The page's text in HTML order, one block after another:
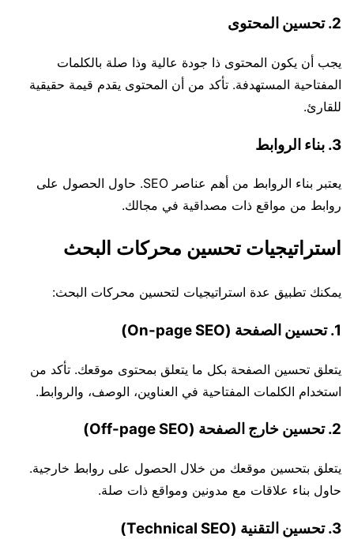
2. تحسين المحتوى
يجب أن يكون المحتوى ذا جودة عالية وذا صلة بالكلمات
المفتاحية المستهدفة. تأكد من أن المحتوى يقدم قيمة حقيقية
للقارئ.
3. بناء الروابط
يعتبر بناء الروابط من أهم عناصر SEO. حاول الحصول على
روابط من مواقع ذات مصداقية في مجالك.
استراتيجيات تحسين محركات البحث
يمكنك تطبيق عدة استراتيجيات لتحسين محركات البحث:
1. تحسين الصفحة (On-page SEO)
يتعلق تحسين الصفحة بكل ما يتعلق بمحتوى موقعك. تأكد من
استخدام الكلمات المفتاحية في العناوين، الوصف، والروابط.
2. تحسين خارج الصفحة (Off-page SEO)
يتعلق بتحسين موقعك من خلال الحصول على روابط خارجية.
حاول بناء علاقات مع مدونين ومواقع ذات صلة.
3. تحسين التقنية (Technical SEO)